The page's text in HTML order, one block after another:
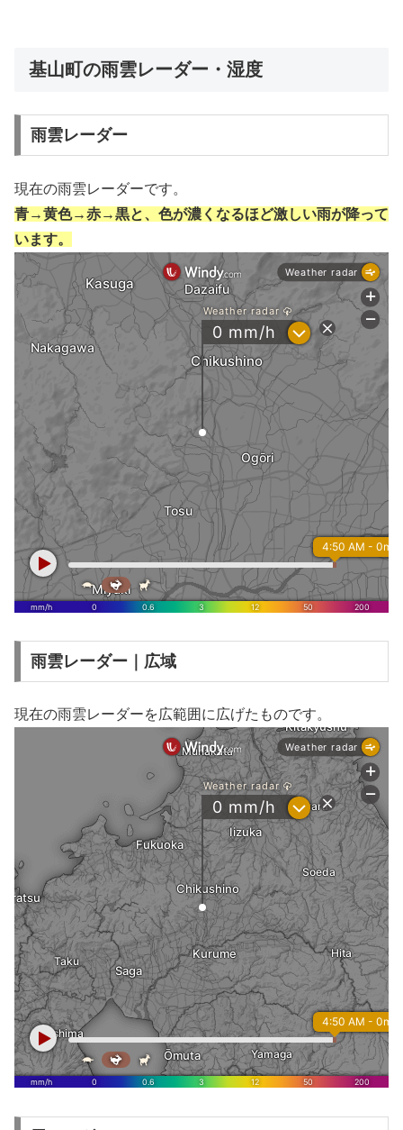
基山町の雨雲レーダー・湿度
雨雲レーダー
現在の雨雲レーダーです。
青→黄色→赤→黒と、色が濃くなるほど激しい雨が降って
います。
雨雲レーダー｜広域
現在の雨雲レーダーを広範囲に広げたものです。